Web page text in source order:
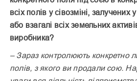
всіх полів у сівозміні, залучених
або взагалі всіх земельних
виробника?
– Зараз контролюють конкретно
полів, з якого ви продали сою.